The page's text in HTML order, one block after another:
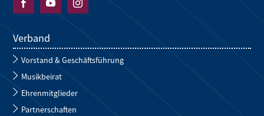
  
Verband
Vorstand & Geschäftsführung
Musikbeirat
Ehrenmitglieder
Partnerschaften